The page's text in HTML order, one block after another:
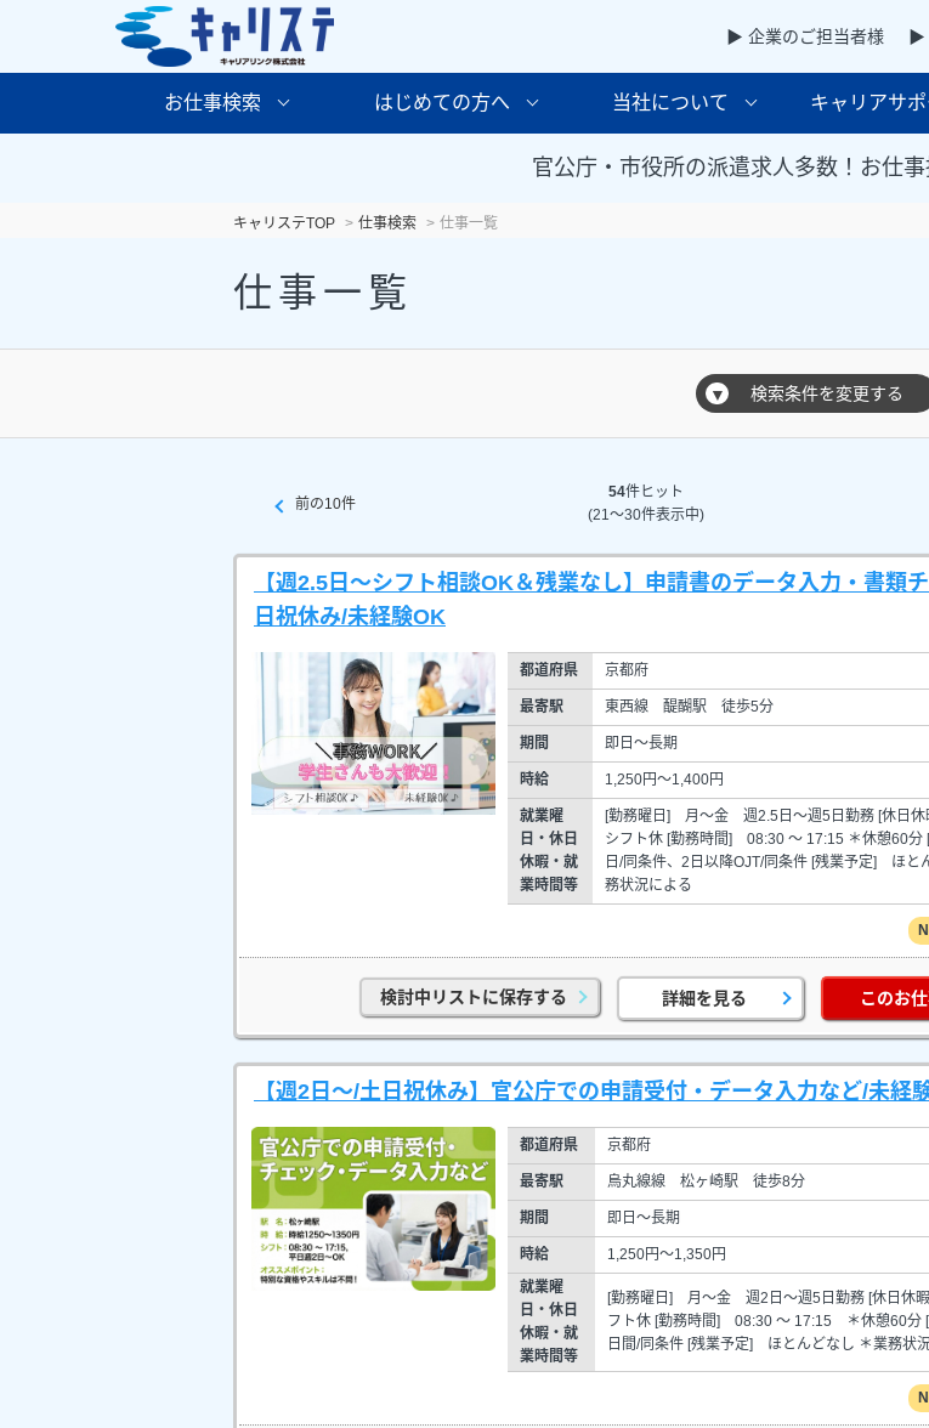
▶ 企業のご担当者様 ▶
お仕事検索 はじめての方へ 当社について キャリアサ
官公庁・市役所の派遣求人多数！お仕
キャリステTOP 仕事検索 仕事一覧
仕事一覧
▼ 検索条件を変更する
前の10件
54件ヒット
(21～30件表示中)
【週2.5日～シフト相談OK＆残業なし】申請書のデータ入力・書類
日祝休み/未経験OK
都道府県 京都府
最寄駅 東西線 醍醐駅 徒歩5分
期間 即日～長期
時給 1,250円～1,400円
就業曜
日・休日
休暇・就
業時間等
[勤務曜日] 月～金 週2.5日～週5日勤務 [休日
シフト休 [勤務時間] 08:30 ～ 17:15 ＊休憩60
日/同条件、2日以降OJT/同条件 [残業予定] ほと
務状況による
検討中リストに保存する 詳細を見る このお
【週2日～/土日祝休み】官公庁での申請受付・データ入力など/未経
都道府県 京都府
最寄駅 烏丸線線 松ヶ崎駅 徒歩8分
期間 即日～長期
時給
1,250円～1,350円
就業曜
日・休日
休暇・就
業時間等
[勤務曜日] 月～金 週2日～週5日勤務 [休日休
フト休 [勤務時間] 08:30 ～ 17:15 ＊休憩60分
日間/同条件 [残業予定] ほとんどなし ＊業務状